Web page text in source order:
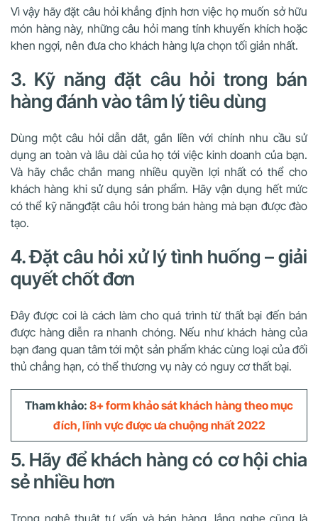
Vì vậy hãy đặt câu hỏi khẳng định hơn việc họ muốn sở hữu
món hàng này, những câu hỏi mang tính khuyến khích hoặc
khen ngợi, nên đưa cho khách hàng lựa chọn tối giản nhất.
3. Kỹ năng đặt câu hỏi trong bán
hàng đánh vào tâm lý tiêu dùng
Dùng một câu hỏi dẫn dắt, gắn liền với chính nhu cầu sử
dụng an toàn và lâu dài của họ tới việc kinh doanh của bạn.
Và hãy chắc chắn mang nhiều quyền lợi nhất có thể cho
khách hàng khi sử dụng sản phẩm. Hãy vận dụng hết mức
có thể kỹ năngđặt câu hỏi trong bán hàng mà bạn được đào
tạo.
4. Đặt câu hỏi xử lý tình huống – giải
quyết chốt đơn
Đây được coi là cách làm cho quá trình từ thất bại đến bán
được hàng diễn ra nhanh chóng. Nếu như khách hàng của
bạn đang quan tâm tới một sản phẩm khác cùng loại của đối
thủ chẳng hạn, có thể thương vụ này có nguy cơ thất bại.
Tham khảo: 8+ form khảo sát khách hàng theo mục
đích, lĩnh vực được ưa chuộng nhất 2022
5. Hãy để khách hàng có cơ hội chia
sẻ nhiều hơn
Trong nghệ thuật tư vấn và bán hàng, lắng nghe cũng là